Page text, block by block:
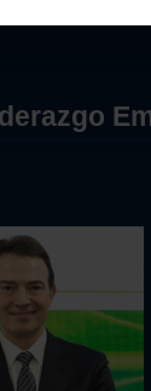
compartimos
web,